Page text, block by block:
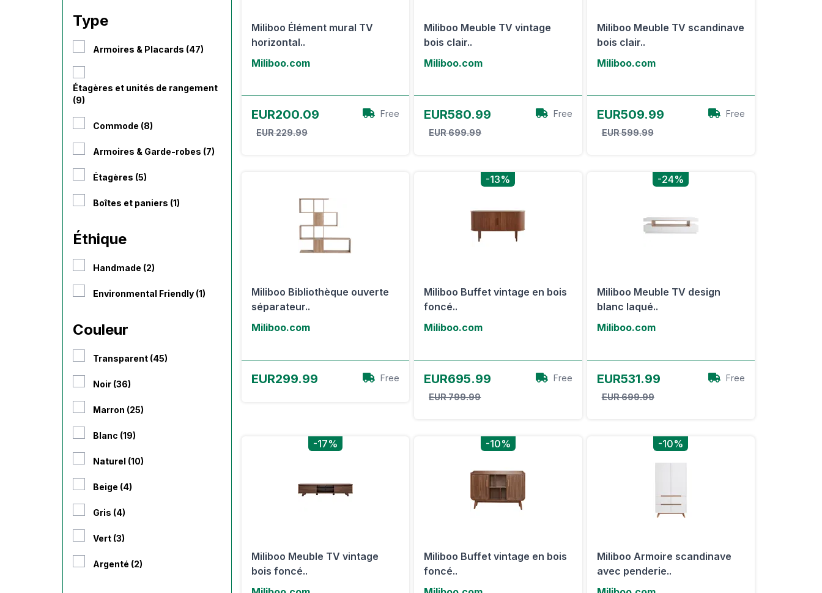
Type
Armoires & Placards (47)
Étagères et unités de rangement
(9)
Commode (8)
Armoires & Garde-robes (7)
Étagères (5)
Boîtes et paniers (1)
Éthique
Handmade (2)
Environmental Friendly (1)
Couleur
Transparent (45)
Noir (36)
Marron (25)
Blanc (19)
Naturel (10)
Beige (4)
Gris (4)
Vert (3)
Argenté (2)
Miliboo Élément mural TV
horizontal..
Miliboo.com
EUR200.09
EUR 229.99
Free
Miliboo Meuble TV vintage
bois clair..
Miliboo.com
EUR580.99
EUR 699.99
Free
Miliboo Meuble TV scandinave
bois clair..
Miliboo.com
EUR509.99
EUR 599.99
Free
Miliboo Bibliothèque ouverte
séparateur..
Miliboo.com
EUR299.99 Free
-13%
Miliboo Buffet vintage en bois
foncé..
Miliboo.com
EUR695.99
EUR 799.99
Free
-24%
Miliboo Meuble TV design
blanc laqué..
Miliboo.com
EUR531.99
EUR 699.99
Free
-17%
Miliboo Meuble TV vintage
bois foncé..
-10%
Miliboo Buffet vintage en bois
foncé..
-10%
Miliboo Armoire scandinave
avec penderie..